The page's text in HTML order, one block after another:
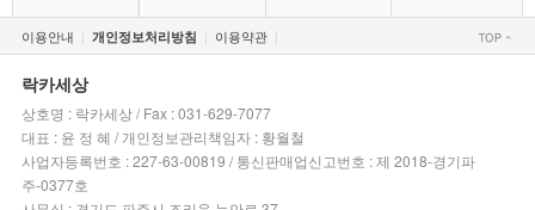
이용안내 | 개인정보처리방침 | 이용약관|
락카세상
상호명 : 락카세상 / Fax : 031-629-7077
대표 : 윤 정 혜 / 개인정보관리책임자 : 황월철
사업자등록번호 : 227-63-00819 / 통신판매업신고번호 : 제 2018-경기파
주-0377호